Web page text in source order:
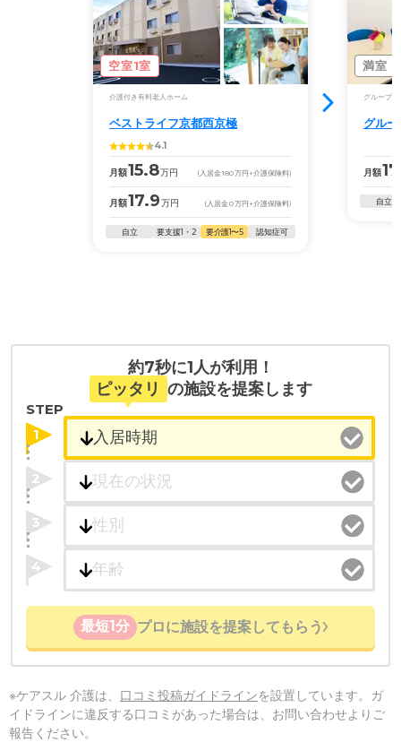
空室1室
介護付き有料老人ホーム
ベストライフ京都西京極
4.1
月額15.8万円 (入居金180万円 +介護保険料)
月額17.9万円 (入居金0万円 +介護保険料)
自立 要支援1・2 要介護1〜5 認知症可
満室
グループホ
グル
月額
自立
約7秒に1人が利用！
ピッタリ の施設を提案します
STEP
1
2
3
4
最短1分 プロに施設を提案してもらう
※ケアスル 介護は、 口コミ投稿ガイドラインを設置しています。ガ
イドラインに違反する口コミがあった場合は、お問い合わせよりご
報告ください。